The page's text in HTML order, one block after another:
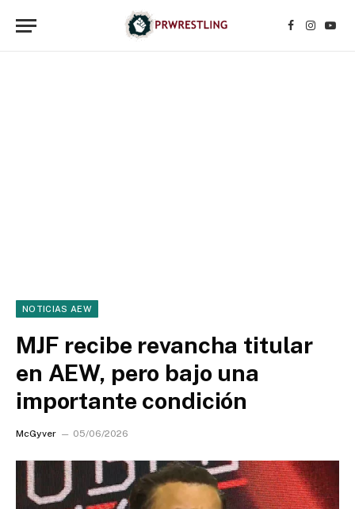
Facebook
NOTICIAS AEW
MJF recibe revancha titular
en AEW, pero bajo una
importante condición
McGyver 05/06/2026